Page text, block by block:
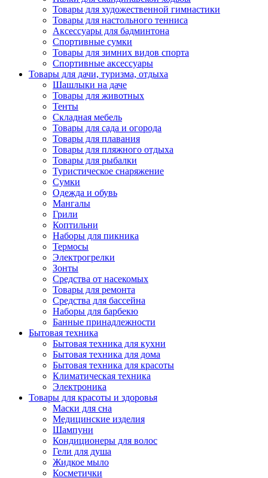
Товары для художественной гимнастики
Товары для настольного тенниса
Аксессуары для бадминтона
Спортивные сумки
Товары для зимних видов спорта
Спортивные аксессуары
Товары для дачи, туризма, отдыха
Шашлыки на даче
Товары для животных
Тенты
Складная мебель
Товары для сада и огорода
Товары для плавания
Товары для пляжного отдыха
Товары для рыбалки
Туристическое снаряжение
Сумки
Одежда и обувь
Мангалы
Грили
Коптильни
Наборы для пикника
Термосы
Электрогрелки
Зонты
Средства от насекомых
Товары для ремонта
Средства для бассейна
Наборы для барбекю
Банные принадлежности
Бытовая техника
Бытовая техника для кухни
Бытовая техника для дома
Бытовая техника для красоты
Климатическая техника
Электроника
Товары для красоты и здоровья
Маски для сна
Медицинские изделия
Шампуни
Кондиционеры для волос
Гели для душа
Жидкое мыло
Косметички